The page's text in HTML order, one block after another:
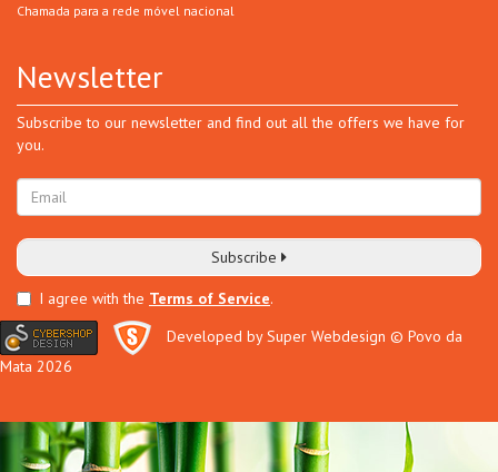
Chamada para a rede móvel nacional
Newsletter
Subscribe to our newsletter and find out all the offers we have for
you.
Subscribe
I agree with the Terms of Service.
Developed by Super Webdesign © Povo da
Mata 2026